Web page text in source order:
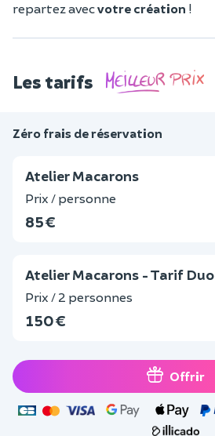
repartez avecvotre création !
Les tarifs
Zéro frais de réservation
Atelier Macarons
Prix / personne
85 €
Atelier Macarons - Tarif Duo
Prix / 2 personnes
150 €
Offrir